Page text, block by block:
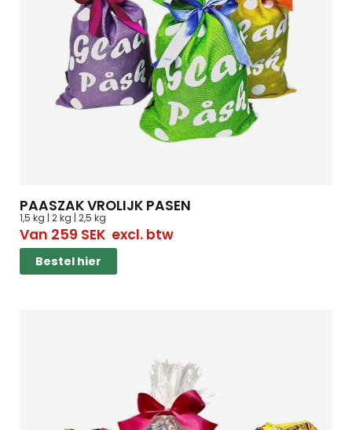
PAASZAK VROLIJK PASEN
1,5 kg | 2 kg | 2,5 kg
Van 259 SEKexcl. btw
Bestel hier